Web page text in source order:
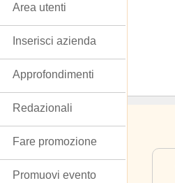
Area utenti
Inserisci azienda
Approfondimenti
Redazionali
Fare promozione
Promuovi evento